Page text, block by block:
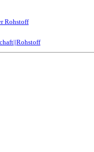
Rohstoff